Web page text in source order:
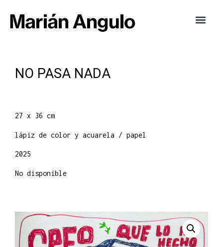
NO PASA NADA
27 x 36 cm
lápiz de color y acuarela / papel
2025
No disponible